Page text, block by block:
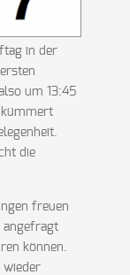
in der
um 13:45
kümmert
die
freuen
angefragt
können.
wieder